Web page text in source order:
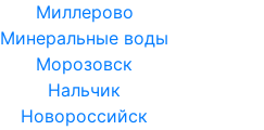
Миллерово
Минеральные воды
Морозовск
Нальчик
Новороссийск